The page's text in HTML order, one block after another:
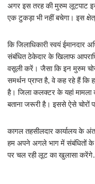
अगर इस तरह की मुरुम लूटपाट
एक टुकड़ा भी नहीं बचेगा। इस
कि जिलाधिकारी स्वयं ईमानदार
संबंधित ठेकेदार के खिलाफ
वसूली करें। जैसा कि इन मुरुम
समर्थन प्राप्त है, वे कह रहे हैं
है। जिला कलक्टर के यहां मामला
बताना जरूरी है। इससे ऐसे चोरों
कागल तहसीलदार कार्यालय के
हम अपने अगले भाग में संबंधितों के
पर चल रही लूट का खुलासा